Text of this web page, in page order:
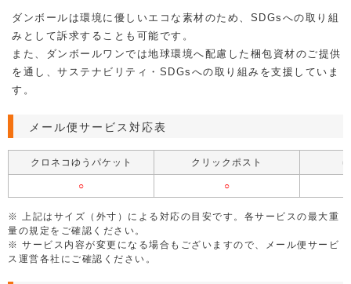
メール便対応（A5サイズ）
クロネコゆうパケット対応（箱・封筒）
ゆうメール対応（箱・封筒） 特設ページ
ダンボールは環境に優しいエコな素材のため、SDGsへの取り組
みとして訴求することも可能です。
また、ダンボールワンでは地球環境へ配慮した梱包資材のご提供
を通し、サステナビリティ・SDGsへの取り組みを支援していま
す。
メール便サービス対応表
クロネコゆうパケット クリックポスト
○ ○
※ 上記はサイズ（外寸）による対応の目安です。各サービスの最大重
量の規定をご確認ください。
※ サービス内容が変更になる場合もございますので、メール便サービ
ス運営各社にご確認ください。